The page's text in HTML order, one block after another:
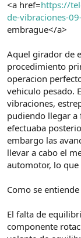
<a href=https://
de-vibraciones-
embrague</a>
Aquel girador de
procedimiento
operacion
vehiculo pesado.
vibraciones,
pudiendo llegar
efectuaba
embargo las
llevar a cabo el
automotor, lo
Como se
El falta de
componente